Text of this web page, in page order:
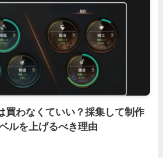
買わなくていい？採集して制作
ルを上げるべき理由